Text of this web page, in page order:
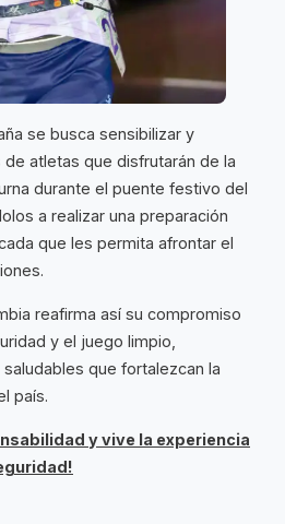
se busca sensibilizar y
atletas que disfrutarán de la
durante el puente festivo del
a realizar una preparación
que les permita afrontar el
reafirma así su compromiso
y el juego limpio,
que fortalezcan la
país.
y vive la experiencia